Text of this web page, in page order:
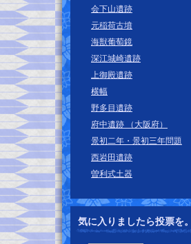
会下山遺跡
元稲荷古墳
海獣葡萄鏡
深江城崎遺跡
上御殿遺跡
横幅
野多目遺跡
府中遺跡 （大阪府）
景初二年・景初三年問題
西岩田遺跡
曽利式土器
気に入りましたら投票を。